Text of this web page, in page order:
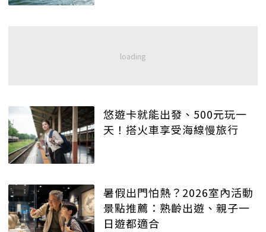
悠遊卡就能出發、500元玩一
天！搭火車享受海線慢旅行
暑假出門怕熱？2026室內活動
景點推薦：熟齡出遊、親子一
日遊都適合